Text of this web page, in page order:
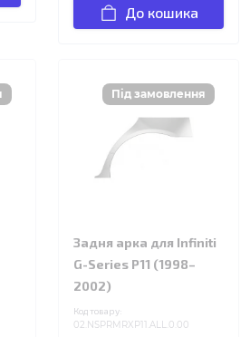
До кошика
Задня арка для Infiniti
G-Series P11 (1998–
2002)
Код товару:
02.NSPRMRXP11.ALL.0.00